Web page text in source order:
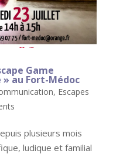
Game
» au Fort-Médoc
, Escapes
plusieurs mois
ludique et familial